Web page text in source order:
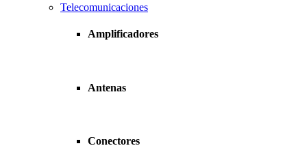
Telecomunicaciones
Amplificadores
Antenas
Conectores